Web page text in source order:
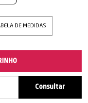
DE MEDIDAS